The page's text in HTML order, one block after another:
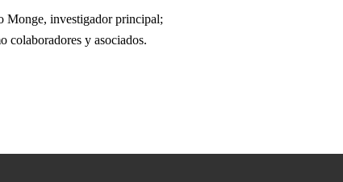
Monge, investigador principal;
y asociados.